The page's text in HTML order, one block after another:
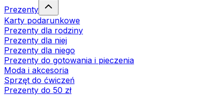
Prezenty
Karty podarunkowe
Prezenty dla rodziny
Prezenty dla niej
Prezenty dla niego
Prezenty do gotowania i pieczenia
Moda i akcesoria
Sprzęt do ćwiczeń
Prezenty do 50 zł